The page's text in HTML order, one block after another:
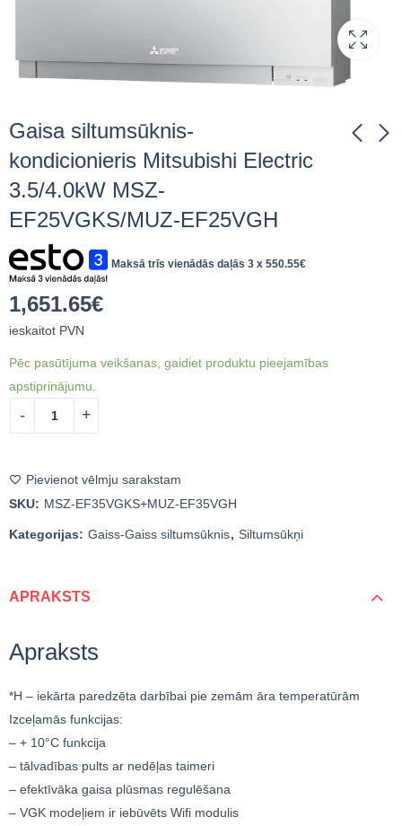
Gaisa siltumsūknis-
kondicionieris Mitsubishi Electric
3.5/4.0kW MSZ-
EF25VGKS/MUZ-EF25VGHkondicionieris
Mitsubishi Electric
EF35VGKB/MUZ-
PVN
kondicionieris
Mitsubishi Electric
EF35VGKW/MUZ-
PVN
Maksā trīs vienādās daļās 3 x 550.55€
1,651.65€
ieskaitot PVN
Pēc pasūtījuma veikšanas, gaidiet produktu pieejamības
apstiprinājumu.
Pievienot vēlmju sarakstam
SKU: MSZ-EF35VGKS+MUZ-EF35VGH
Kategorijas: Gaiss-Gaiss siltumsūknis, Siltumsūkņi
APRAKSTS
Apraksts
*H – iekārta paredzēta darbībai pie zemām āra temperatūrām
Izceļamās funkcijas:
– + 10°C funkcija
– tālvadības pults ar nedēļas taimeri
– efektīvāka gaisa plūsmas regulēšana
– VGK modeļiem ir iebūvēts Wifi modulis